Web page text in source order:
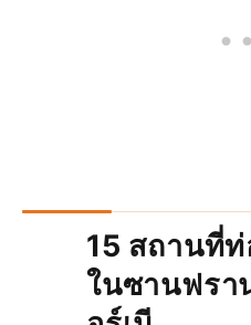
15 สถานที่
ในซานฟรา